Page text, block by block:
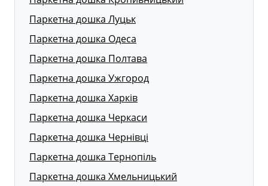
Паркетна дошка Луцьк
Паркетна дошка Одеса
Паркетна дошка Полтава
Паркетна дошка Ужгород
Паркетна дошка Харків
Паркетна дошка Черкаси
Паркетна дошка Чернівці
Паркетна дошка Тернопіль
Паркетна дошка Хмельницький